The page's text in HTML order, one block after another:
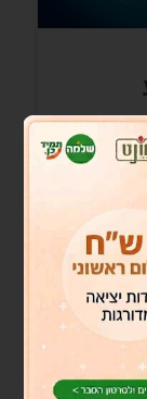
עוסק גם
המקצוע